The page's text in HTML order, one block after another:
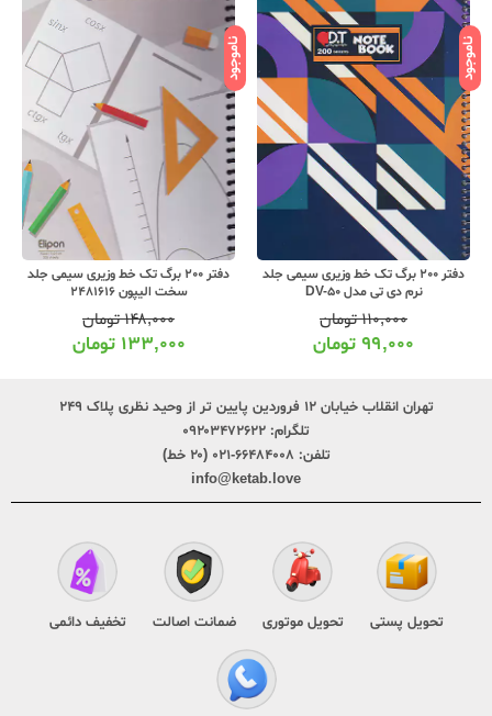
ناموجود
دفتر 200 برگ تک خط وزیری سیمی جلد
نرم دی تی مدل DV-50
۱۱۰,۰۰۰تومان
۹۹,۰۰۰ تومان
ناموجود
دفتر 200 برگ تک خط وزیری سیمی جلد
سخت الیپون 2481616
۱۴۸,۰۰۰تومان
۱۳۳,۰۰۰ تومان
تهران انقلاب خیابان ۱۲ فروردین پایین تر از وحید نظری پلاک ۲۴۹
تلگرام: ۰۹۲۰۳۴۷۲۶۲۲
تلفن: ۶۶۴۸۴۰۰۸-۰۲۱ (۲۰ خط)
info@ketab.love
تحویل پستی تحویل موتوری ضمانت اصالت تخفیف دائمی